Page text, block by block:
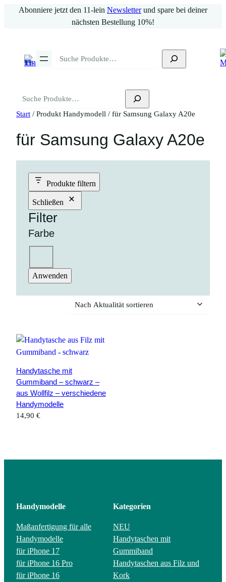
Abonniere jetzt den 11-lein Newsletterund spare bei deiner
nächsten Bestellung 10%!
Suchen
Suchen
Start / Produkt Handymodell / für Samsung Galaxy A20e
für Samsung Galaxy A20e
Produkte filtern
Schließen
Filter
Farbe
Anwenden
Handytasche mit
Gummiband – schwarz –
aus Wollfilz – verschiedene
Handymodelle
14,90 €
Handymodelle
Maßanfertigung für alle
Handymodelle
für iPhone 17
für iPhone 16 Pro
für iPhone 16
Kategorien
NEU
Handytaschen mit
Gummiband
Handytaschen aus Filz und
Kork